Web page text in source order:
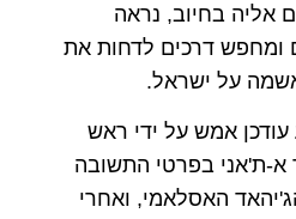
אליה בחיוב, נראה
ומחפש דרכים לדחות את
על ישראל.
אמש על ידי ראש
ת'אני בפרטי התשובה
האסלאמי, ואחרי